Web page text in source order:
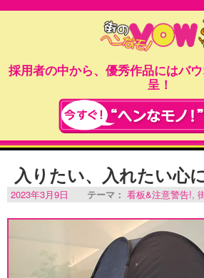
採用者の中から、優秀作品にはバ
呈！
入りたい、入れたい心
2023年3月9日 テーマ： 看板&注意警告!,